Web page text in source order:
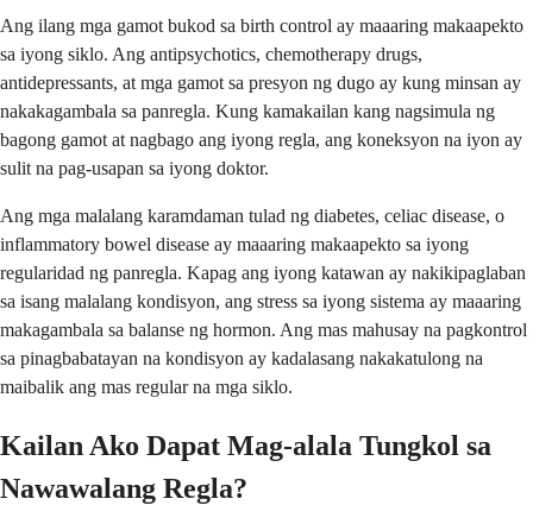
Ang ilang mga gamot bukod sa birth control ay maaaring makaapekto
sa iyong siklo. Ang antipsychotics, chemotherapy drugs,
antidepressants, at mga gamot sa presyon ng dugo ay kung minsan ay
nakakagambala sa panregla. Kung kamakailan kang nagsimula ng
bagong gamot at nagbago ang iyong regla, ang koneksyon na iyon ay
sulit na pag-usapan sa iyong doktor.
Ang mga malalang karamdaman tulad ng diabetes, celiac disease, o
inflammatory bowel disease ay maaaring makaapekto sa iyong
regularidad ng panregla. Kapag ang iyong katawan ay nakikipaglaban
sa isang malalang kondisyon, ang stress sa iyong sistema ay maaaring
makagambala sa balanse ng hormon. Ang mas mahusay na pagkontrol
sa pinagbabatayan na kondisyon ay kadalasang nakakatulong na
maibalik ang mas regular na mga siklo.
Kailan Ako Dapat Mag-alala Tungkol sa
Nawawalang Regla?